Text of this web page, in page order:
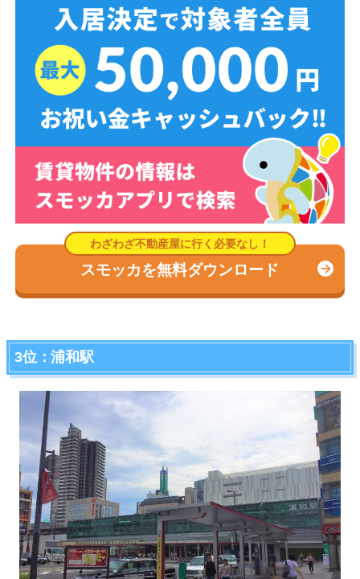
スモッカを無料ダウンロード
3位：浦和駅